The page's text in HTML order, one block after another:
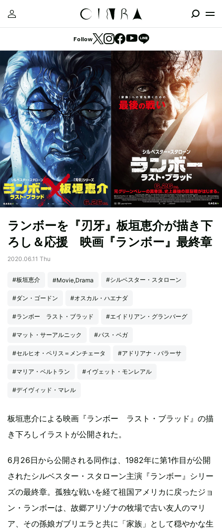
Follow
ランボーを『刃牙』板垣恵介が描き下
ろし＆応援 映画『ランボー』最終章
2020.06.11 Thu
#板垣恵介 #Movie,Drama #シルベスター・スタローン
#ダン・ゴードン #オスカル・ハエナダ
#ランボー ラスト・ブラッド #エイドリアン・グランバーグ
#マット・サーアルニック #パス・ベガ
#セルヒオ・ペリス＝メンチェータ #アドリアナ・バラーサ
#マリア・ベルトラン #イヴェット・モンレアル
#デイヴィッド・マレル
板垣恵介による映画『ランボー ラスト・ブラッド』の描
き下ろしイラストが公開された。
6月26日から公開される同作は、1982年に第1作目が公開
されたシルベスター・スタローン主演『ランボー』シリー
ズの最終章。孤独な戦いを経て祖国アメリカに戻ったジョ
ン・ランボーは、故郷アリゾナの牧場で古い友人のマリ
ア、その孫娘ガブリエラと共に「家族」として穏やかな生